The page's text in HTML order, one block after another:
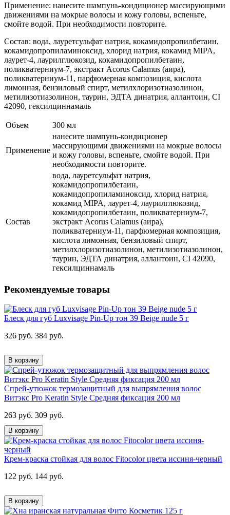
Применение: нанесите шампунь-кондиционер массирующими
движениями на мокрые волосы и кожу головы, вспеньте,
смойте водой. При необходимости повторите.
Состав: вода, лауретсульфат натрия, кокамидопропилбетаин,
кокамидопропиламиноксид, хлорид натрия, кокамид MIPA,
лаурет-4, лаурилглюкозид, кокамидопропилбетаин,
поликватерниум-7, экстракт Acorus Calamus (аира),
поликватерниум-11, парфюмерная композиция, кислота
лимонная, бензиловый спирт, метилхлоризотиазолинон,
метилизотиазолинон, таурин, ЭДТА динатрия, аллантоин, CI
42090, гексилциннамаль
Объем 300 мл
Применение
нанесите шампунь-кондиционер
массирующими движениями на мокрые волосы
и кожу головы, вспеньте, смойте водой. При
необходимости повторите.
Состав
вода, лауретсульфат натрия,
кокамидопропилбетаин,
кокамидопропиламиноксид, хлорид натрия,
кокамид MIPA, лаурет-4, лаурилглюкозид,
кокамидопропилбетаин, поликватерниум-7,
экстракт Acorus Calamus (аира),
поликватерниум-11, парфюмерная композиция,
кислота лимонная, бензиловый спирт,
метилхлоризотиазолинон, метилизотиазолинон,
таурин, ЭДТА динатрия, аллантоин, CI 42090,
гексилциннамаль
Рекомендуемые товары
Блеск для губ Luxvisage Pin-Up тон 39 Beige nude 5 г
326 руб. 384 руб.
В корзину
Спрей-утюжок термозащитный для выпрямления волос
Витэкс Pro Keratin Style Средняя фиксация 200 мл
263 руб. 309 руб.
В корзину
Крем-краска стойкая для волос Fitocolor цвета иссиня-черный
122 руб. 144 руб.
В корзину